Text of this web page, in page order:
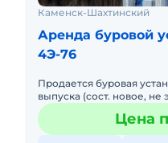
Каменск-Шахтинский
Аренда буровой
4Э-76
Продается буровая
выпуска (сост. новое, не
стоимость 140000000
Цена